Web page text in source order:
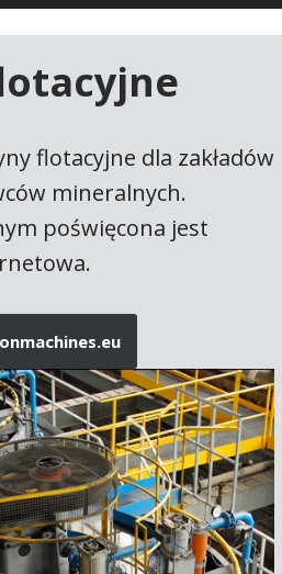
flotacyjne dla zakładów
mineralnych.
poświęcona jest